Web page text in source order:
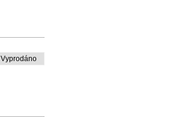
Vyprodáno